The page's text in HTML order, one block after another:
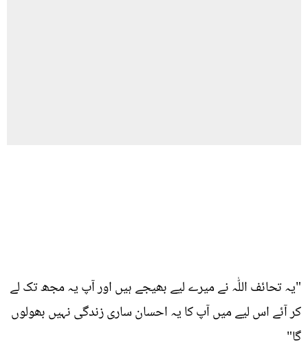
"یہ تحائف اللّٰہ نے میرے لیے بھیجے ہیں اور آپ یہ مجھ تک لے
کر آئے اس لیے میں آپ کا یہ احسان ساری زندگی نہیں بھولوں
گا"